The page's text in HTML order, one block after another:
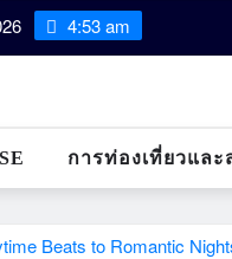
4:53 am
การท่องเที่ยวแล
Beats to Romantic